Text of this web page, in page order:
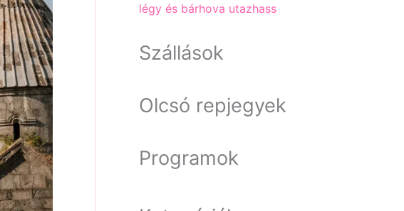
légy és bárhova utazhass
Szállások
Olcsó repjegyek
Programok